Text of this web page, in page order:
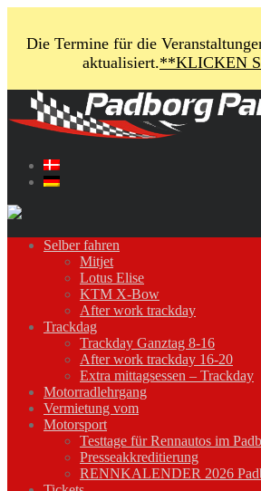
Die Termine für die
aktualisiert.**KLICKEN
Selber fahren
Mitjet
Lotus Elise
KTM X-Bow
After work trackday
Trackdag
Trackday Ganztag 8-16
After work trackday 16-20
Extra mittagsessen – Trackday
Motorradlehrgang
Vermietung vom
Motorsport
Testtage für Rennautos im
Presseakkreditierung
RENNKALENDER 2026